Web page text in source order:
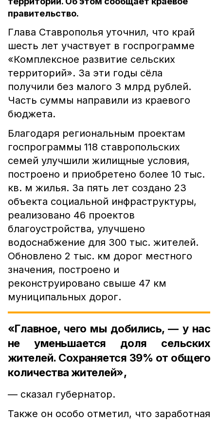
правительство.
Глава Ставрополья уточнил, что край
шесть лет участвует в госпрограмме
«Комплексное развитие сельских
территорий». За эти годы сёла
получили без малого 3 млрд рублей.
Часть суммы направили из краевого
бюджета.
Благодаря региональным проектам
госпрограммы 118 ставропольских
семей улучшили жилищные условия,
построено и приобретено более 10 тыс.
кв. м жилья. За пять лет создано 23
объекта социальной инфраструктуры,
реализовано 46 проектов
благоустройства, улучшено
водоснабжение для 300 тыс. жителей.
Обновлено 2 тыс. км дорог местного
значения, построено и
реконструировано свыше 47 км
муниципальных дорог.
«Главное, чего мы добились, — у нас
не уменьшается доля сельских
жителей. Сохраняется 39% от общего
количества жителей»,
— сказал губернатор.
Также он особо отметил, что заработная